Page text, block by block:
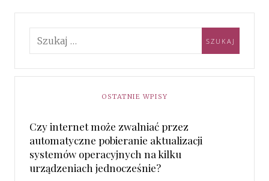
OSTATNIE WPISY
Czy internet może zwalniać przez
automatyczne pobieranie aktualizacji
systemów operacyjnych na kilku
urządzeniach jednocześnie?